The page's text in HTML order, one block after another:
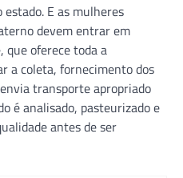
E as mulheres
devem entrar em
que oferece toda a
a coleta, fornecimento dos
transporte apropriado
é analisado, pasteurizado e
antes de ser